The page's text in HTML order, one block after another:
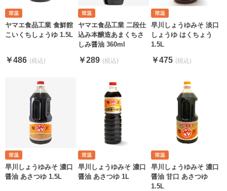
ヤマエ食品工業 食鮮館
こいくちしょうゆ 1.5L
￥486
ヤマエ食品工業 二段仕
込み本醸造あまくちさ
しみ醤油 360ml
￥289
早川しょうゆみそ 淡口
しょうゆ はくちょう
1.5L
￥475
早川しょうゆみそ 濃口
醤油 あさつゆ 1.5L
早川しょうゆみそ 濃口
醤油 あさつゆ 1L
早川しょうゆみそ 濃口
醤油 甘口 あさつゆ
1.5L